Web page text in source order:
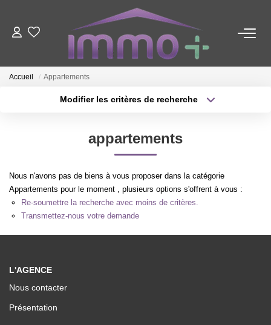
ACHETER
LOUER
FAIRE GÉRER
NOTRE AGENCE
Nous Contacter
Accueil Appartements
Modifier les critères de recherche
Budget max Plus de critères
appartements
Nous n'avons pas de biens à vous proposer dans la catégorie
Appartements pour le moment , plusieurs options s'offrent à vous :
Re-soumettre la recherche avec moins de critères.
Transmettez-nous votre demande
L'AGENCE
Nous contacter
Présentation